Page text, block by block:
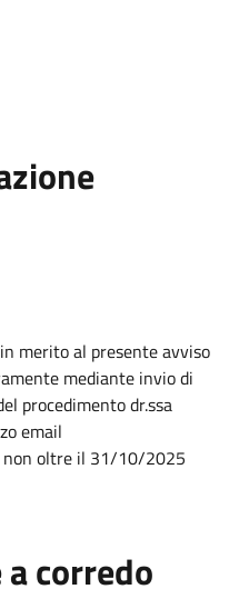
merito al presente avviso
mediante invio di
procedimento dr.ssa
email
oltre il 31/10/2025
corredo